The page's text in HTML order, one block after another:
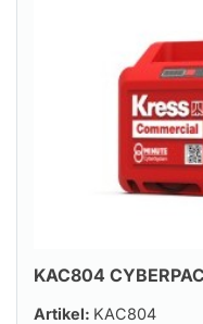
KAC804
Artikel: KAC804